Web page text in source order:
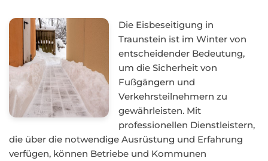
Die Eisbeseitigung in
Traunstein ist im Winter von
entscheidender Bedeutung,
um die Sicherheit von
Fußgängern und
Verkehrsteilnehmern zu
gewährleisten. Mit
professionellen Dienstleistern,
die über die notwendige Ausrüstung und Erfahrung
verfügen, können Betriebe und Kommunen